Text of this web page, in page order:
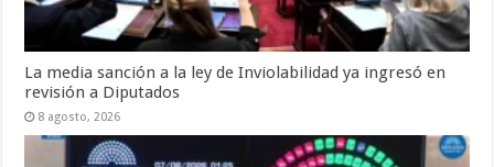
La media sanción a la ley de Inviolabilidad ya ingresó en
revisión a Diputados
8 agosto, 2026